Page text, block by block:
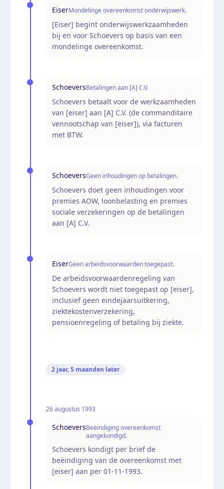
EiserMondelinge overeenkomst onderwijswerk.
[Eiser] begint onderwijswerkzaamheden
bij en voor Schoevers op basis van een
mondelinge overeenkomst.
SchoeversBetalingen aan [A] C.V.
Schoevers betaalt voor de werkzaamheden
van [eiser] aan [A] C.V. (de commanditaire
vennootschap van [eiser]), via facturen
met BTW.
SchoeversGeen inhoudingen op betalingen.
Schoevers doet geen inhoudingen voor
premies AOW, loonbelasting en premies
sociale verzekeringen op de betalingen
aan [A] C.V.
EiserGeen arbeidsvoorwaarden toegepast.
De arbeidsvoorwaardenregeling van
Schoevers wordt niet toegepast op [eiser],
inclusief geen eindejaarsuitkering,
ziektekostenverzekering,
pensioenregeling of betaling bij ziekte.
2 jaar, 5 maanden later
26 augustus 1993
SchoeversBeëindiging overeenkomst
aangekondigd.
Schoevers kondigt per brief de
beëindiging van de overeenkomst met
[eiser] aan per 01-11-1993.